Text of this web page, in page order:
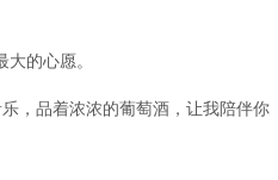
的心愿。
，品着浓浓的葡萄酒，让我陪伴你